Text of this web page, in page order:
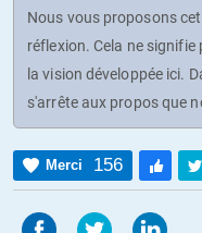
Nous vous proposons
réflexion. Cela ne
la vision développée ici.
s'arrête aux propos que
Merci 156